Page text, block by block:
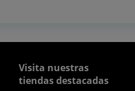
Visita nuestras
tiendas destacadas